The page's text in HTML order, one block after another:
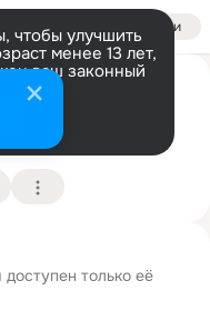
Войти
чтобы улучшить
менее 13 лет,
ваш законный
только её